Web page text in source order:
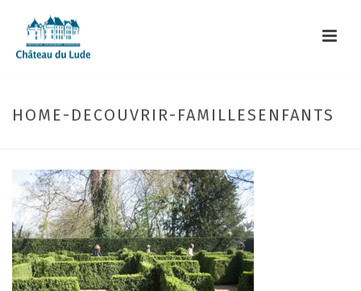
HOME-DECOUVRIR-FAMILLESENFANTS